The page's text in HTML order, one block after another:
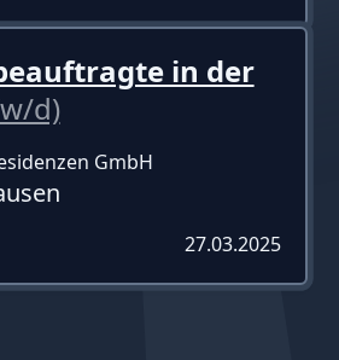
in der
d)
GmbH
27.03.2025